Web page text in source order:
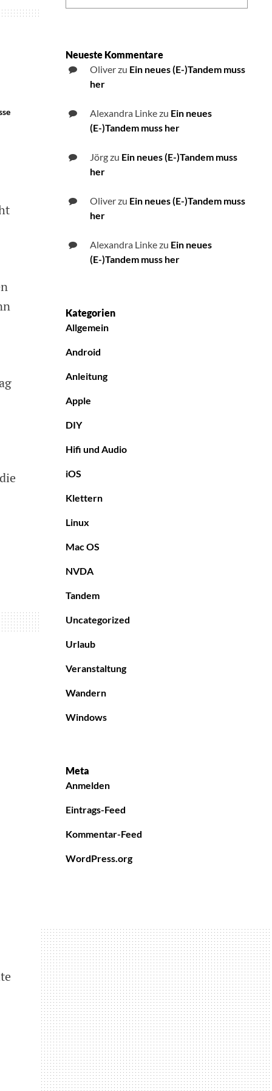
Neueste Kommentare
Oliverzu Ein neues (E-)Tandem muss
her
Alexandra Linkezu Ein neues
(E-)Tandem muss her
Jörgzu Ein neues (E-)Tandem muss
her
Oliverzu Ein neues (E-)Tandem muss
her
Alexandra Linkezu Ein neues
(E-)Tandem muss her
Kategorien
Allgemein
Android
Anleitung
Apple
DIY
Hifi und Audio
iOS
Klettern
Linux
Mac OS
NVDA
Tandem
Uncategorized
Urlaub
Veranstaltung
Wandern
Windows
Meta
Anmelden
Eintrags-Feed
Kommentar-Feed
WordPress.org